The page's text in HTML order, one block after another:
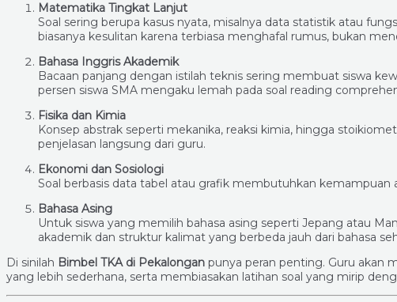
Matematika Tingkat Lanjut
Soal sering berupa kasus nyata, misalnya data statistik atau
biasanya kesulitan karena terbiasa menghafal rumus, bukan
Bahasa Inggris Akademik
Bacaan panjang dengan istilah teknis sering membuat siswa
persen siswa SMA mengaku lemah pada soal reading
Fisika dan Kimia
Konsep abstrak seperti mekanika, reaksi kimia, hingga
penjelasan langsung dari guru.
Ekonomi dan Sosiologi
Soal berbasis data tabel atau grafik membutuhkan kemampuan
Bahasa Asing
Untuk siswa yang memilih bahasa asing seperti Jepang atau
akademik dan struktur kalimat yang berbeda jauh dari bahasa
Di sinilah Bimbel TKA di Pekalongan punya peran penting. Guru akan
yang lebih sederhana, serta membiasakan latihan soal yang mirip